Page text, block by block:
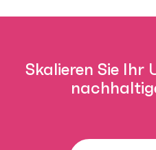
Skalieren Sie Ihr